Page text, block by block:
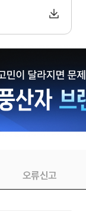
오류신고